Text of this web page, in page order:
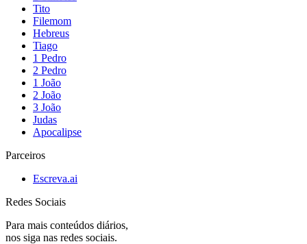
Tito
Filemom
Hebreus
Tiago
1 Pedro
2 Pedro
1 João
2 João
3 João
Judas
Apocalipse
Parceiros
Escreva.ai
Redes Sociais
Para mais conteúdos diários,
nos siga nas redes sociais.